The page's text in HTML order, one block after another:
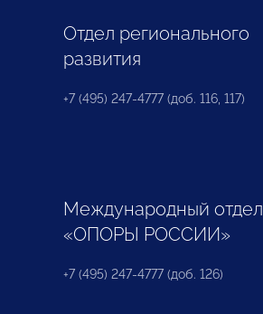
Отдел регионального
развития
+7 (495) 247-4777 (доб. 116, 117)
Международный отдел
«ОПОРЫ РОССИИ»
+7 (495) 247-4777 (доб. 126)